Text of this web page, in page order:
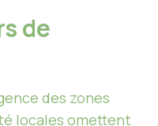
de
des zones
locales omettent